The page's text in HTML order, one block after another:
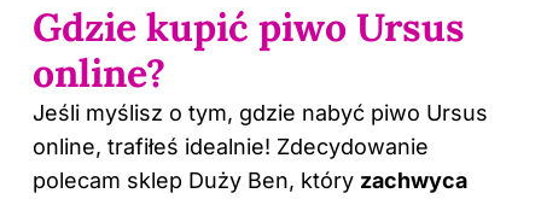
Gdzie kupić piwo Ursus
online?
Jeśli myślisz o tym, gdzie nabyć piwo Ursus
online, trafiłeś idealnie! Zdecydowanie
polecam sklep Duży Ben, który zachwyca